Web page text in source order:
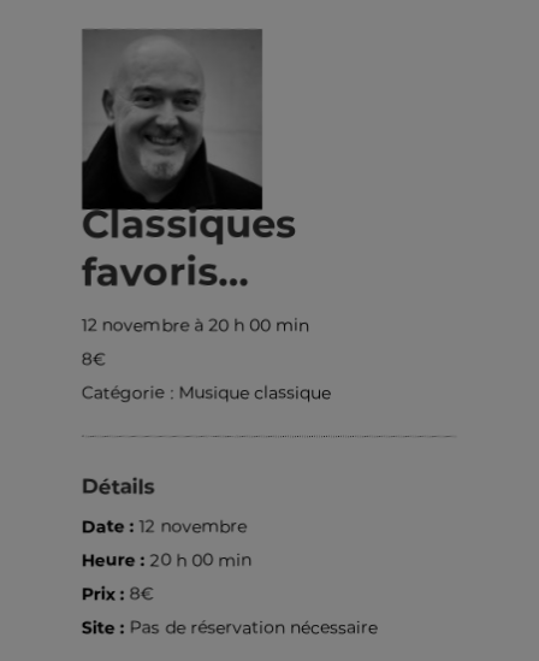
Classiques
favoris…
12 novembre à 20 h 00 min
8€
Catégorie : Musique classique
Détails
Date :12 novembre
Heure : 20 h 00 min
Prix : 8€
Site : Pas de réservation nécessaire